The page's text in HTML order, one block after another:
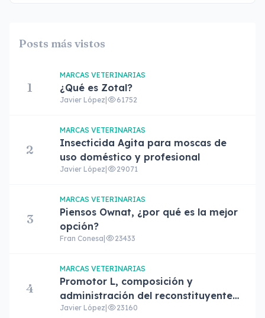
Posts más vistos
1
MARCAS VETERINARIAS
¿Qué es Zotal?
Javier López 61752
2
MARCAS VETERINARIAS
Insecticida Agita para moscas de
uso doméstico y profesional
Javier López 29071
3
MARCAS VETERINARIAS
Piensos Ownat, ¿por qué es la mejor
opción?
Fran Conesa 23433
4
MARCAS VETERINARIAS
Promotor L, composición y
administración del reconstituyente
de las aves
Javier López 23160